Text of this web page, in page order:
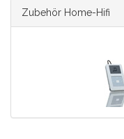
Zubehör Home-Hifi